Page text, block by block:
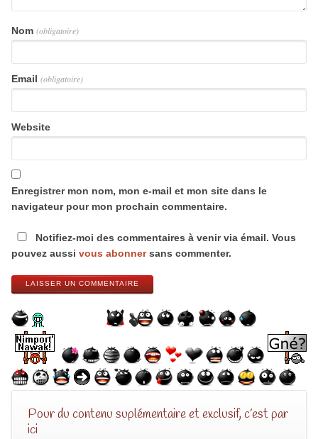
Nom (obligatoire)
Email (obligatoire)
Website
Enregistrer mon nom, mon e-mail et mon site dans le
navigateur pour mon prochain commentaire.
Notifiez-moi des commentaires à venir via émail. Vous
pouvez aussi vous abonnersans commenter.
LAISSER UN COMMENTAIRE
Pour du contenu suplémentaire et exclusif, c’est par
ici